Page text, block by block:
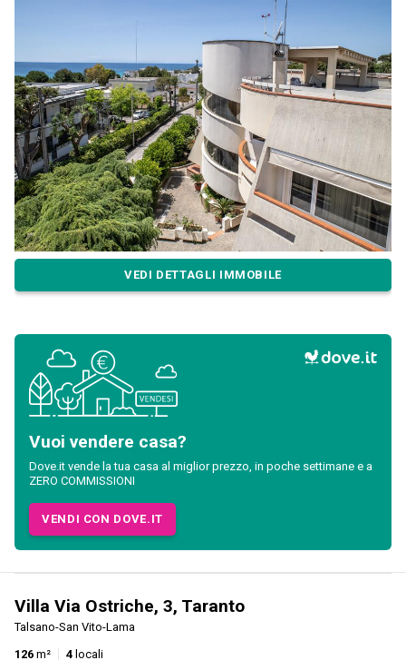
VEDI DETTAGLI IMMOBILE
Vuoi vendere casa?
Dove.it vende la tua casa al miglior prezzo, in poche settimane e a
ZERO COMMISSIONI
VENDI CON DOVE.IT
Villa Via Ostriche, 3, Taranto
Talsano-San Vito-Lama
126 m² 4 locali